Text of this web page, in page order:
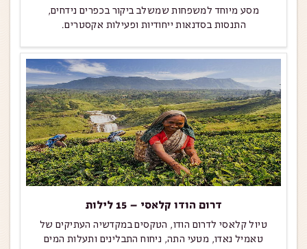
מסע מיוחד למשפחות שמשלב ביקור בכפרים נידחים,
התנסות בסדנאות ייחודיות ופעילות אקסטרים.
דרום הודו קלאסי – 15 לילות
טיול קלאסי לדרום הודו, הטקסים במקדשיה העתיקים של
טאמיל נאדו, מטעי התה, ניחוח התבלינים ותעלות המים